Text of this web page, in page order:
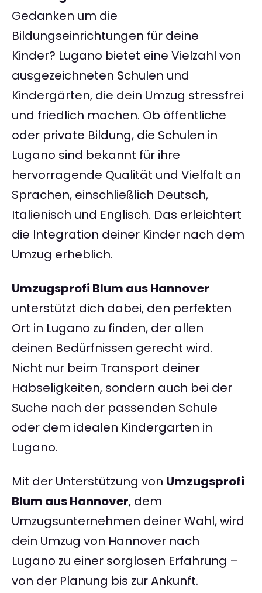
Gedanken um die
Bildungseinrichtungen für deine
Kinder? Lugano bietet eine Vielzahl von
ausgezeichneten Schulen und
Kindergärten, die dein Umzug stressfrei
und friedlich machen. Ob öffentliche
oder private Bildung, die Schulen in
Lugano sind bekannt für ihre
hervorragende Qualität und Vielfalt an
Sprachen, einschließlich Deutsch,
Italienisch und Englisch. Das erleichtert
die Integration deiner Kinder nach dem
Umzug erheblich.
Umzugsprofi Blum aus Hannover
unterstützt dich dabei, den perfekten
Ort in Lugano zu finden, der allen
deinen Bedürfnissen gerecht wird.
Nicht nur beim Transport deiner
Habseligkeiten, sondern auch bei der
Suche nach der passenden Schule
oder dem idealen Kindergarten in
Lugano.
Mit der Unterstützung von Umzugsprofi
Blum aus Hannover, dem
Umzugsunternehmen deiner Wahl, wird
dein Umzug von Hannover nach
Lugano zu einer sorglosen Erfahrung –
von der Planung bis zur Ankunft.